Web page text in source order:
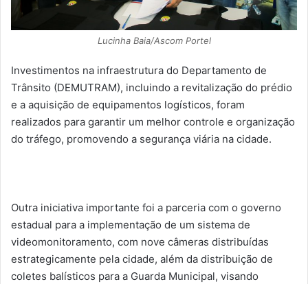
Lucinha Baia/Ascom Portel
Investimentos na infraestrutura do Departamento de
Trânsito (DEMUTRAM), incluindo a revitalização do prédio
e a aquisição de equipamentos logísticos, foram
realizados para garantir um melhor controle e organização
do tráfego, promovendo a segurança viária na cidade.
Outra iniciativa importante foi a parceria com o governo
estadual para a implementação de um sistema de
videomonitoramento, com nove câmeras distribuídas
estrategicamente pela cidade, além da distribuição de
coletes balísticos para a Guarda Municipal, visando